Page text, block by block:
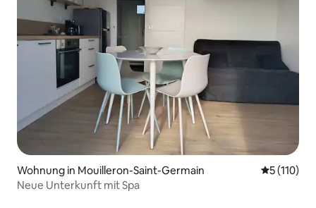
Wohnung in Mouilleron-Saint-Germain
5 (110)
Neue Unterkunft mit Spa